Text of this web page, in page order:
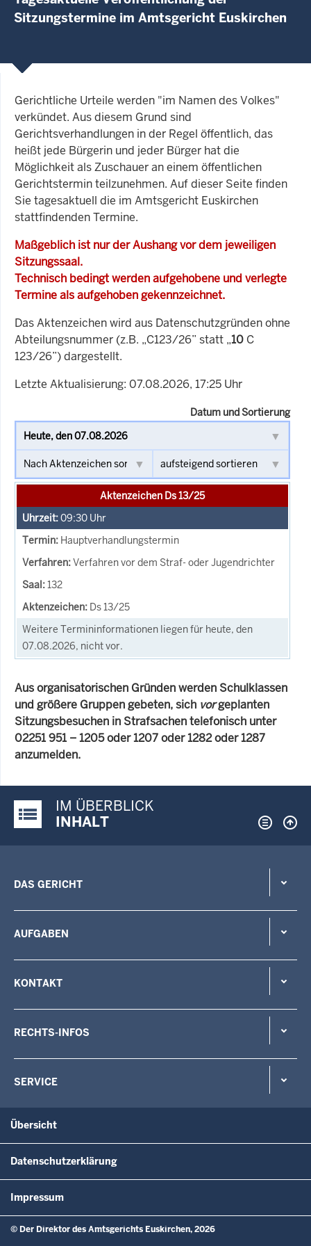
Sitzungstermine im Amtsgericht Euskirchen
Gerichtliche Urteile werden "im Namen des Volkes"
verkündet. Aus diesem Grund sind
Gerichtsverhandlungen in der Regel öffentlich, das
heißt jede Bürgerin und jeder Bürger hat die
Möglichkeit als Zuschauer an einem öffentlichen
Gerichtstermin teilzunehmen. Auf dieser Seite finden
Sie tagesaktuell die im Amtsgericht Euskirchen
stattfindenden Termine.
Maßgeblich ist nur der Aushang vor dem jeweiligen
Sitzungssaal.
Technisch bedingt werden aufgehobene und verlegte
Termine als aufgehoben gekennzeichnet.
Das Aktenzeichen wird aus Datenschutzgründen ohne
Abteilungsnummer (z.B. „C123/26” statt „10 C
123/26”) dargestellt.
Letzte Aktualisierung: 07.08.2026, 17:25 Uhr
Datum und Sortierung
Aktenzeichen Ds 13/25
09:30 Uhr
Hauptverhandlungstermin
Verfahren vor dem Straf- oder Jugendrichter
132
Ds 13/25
Weitere Termininformationen liegen für heute, den
07.08.2026, nicht vor.
Aus organisatorischen Gründen werden Schulklassen
und größere Gruppen gebeten, sich vorgeplanten
Sitzungsbesuchen in Strafsachen telefonisch unter
02251 951 – 1205 oder 1207 oder 1282 oder 1287
anzumelden.
Justiz-Portal im Überblick:
IM ÜBERBLICK
INHALT
DAS GERICHT
AUFGABEN
KONTAKT
RECHTS-INFOS
SERVICE
Übersicht
Datenschutzerklärung
Impressum
© Der Direktor des Amtsgerichts Euskirchen, 2026